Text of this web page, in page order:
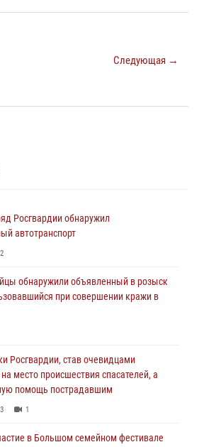
Следующая →
Росгвардии обнаружил
автотранспорт
2
обнаружили объявленный в розыск
при совершении кражи в
Росгвардии, став очевидцами
место происшествия спасателей, а
помощь пострадавшим
3 1
в Большом семейном фестивале